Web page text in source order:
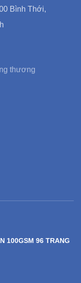
Bình Thới,
100GSM 96 TRANG